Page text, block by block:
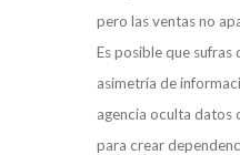
pero las ventas no
Es posible que sufras
asimetría de
agencia oculta datos
para crear